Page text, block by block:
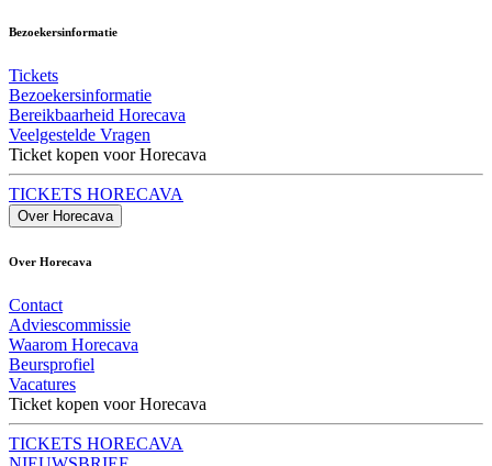
Bezoekersinformatie
Tickets
Bezoekersinformatie
Bereikbaarheid Horecava
Veelgestelde Vragen
Ticket kopen voor Horecava
TICKETS HORECAVA
Over Horecava
Over Horecava
Contact
Adviescommissie
Waarom Horecava
Beursprofiel
Vacatures
Ticket kopen voor Horecava
TICKETS HORECAVA